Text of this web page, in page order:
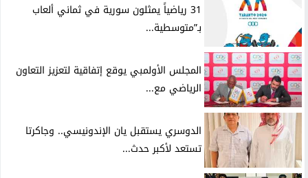
31 رياضياً يمثلون سورية في ثماني ألعاب
بـ”متوسطية...
المجلس الأولمبي يوقع إتفاقية لتعزيز التعاون
الرياضي مع...
الدوسري يستقبل يان الإندونيسي.. وجاكرتا
تستعد لأكبر حدث...